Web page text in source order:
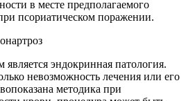
в месте предполагаемого
псориатическом поражении.
эндокринная патология.
невозможность лечения или его
методика при